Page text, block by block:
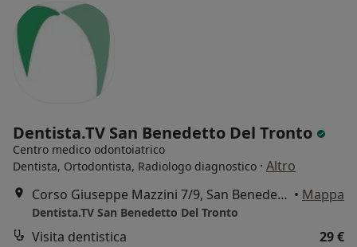
Dentista.TV San Benedetto Del Tronto
Centro medico odontoiatrico
Dentista, Ortodontista, Radiologo diagnostico · Altro
Corso Giuseppe Mazzini 7/9, San Benedetto del Tronto • Mappa
Dentista.TV San Benedetto Del Tronto
Visita dentistica 29 €